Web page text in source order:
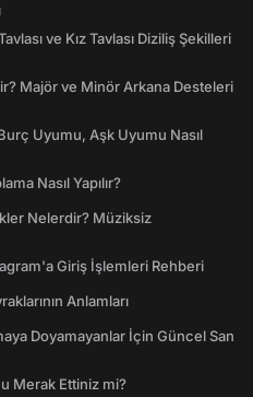
ve Kız Tavlası Diziliş Şekilleri
Majör ve Minör Arkana Desteleri
Uyumu, Aşk Uyumu Nasıl
Nasıl Yapılır?
Nelerdir? Müziksiz
Giriş İşlemleri Rehberi
Anlamları
Doyamayanlar İçin Güncel San
Merak Ettiniz mi?